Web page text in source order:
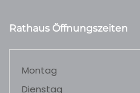
Rathaus Öffnungszeiten
Montag
Dienstag